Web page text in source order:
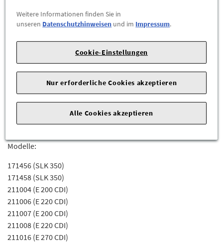
https://www.mercedes-benz.com
Sie sind sich nicht sicher, ob das Ersatzteil bei Ihrem Fahrzeug
Kein Problem.
Senden Sie uns die komplette Fahrgestellnummer Ihres
Fahrzeugs,
wir prüfen für Sie, ob das Teil passt.
Zum Beispiel passend (kann Ausstattung- oder
Modelle:
171456 (SLK 350)
171458 (SLK 350)
211004 (E 200 CDI)
211006 (E 220 CDI)
211007 (E 200 CDI)
211008 (E 220 CDI)
211016 (E 270 CDI)
Weitere Informationen finden Sie in
unseren Datenschutzhinweisen und im Impressum.
Cookie-Einstellungen
Nur erforderliche Cookies akzeptieren
Alle Cookies akzeptieren